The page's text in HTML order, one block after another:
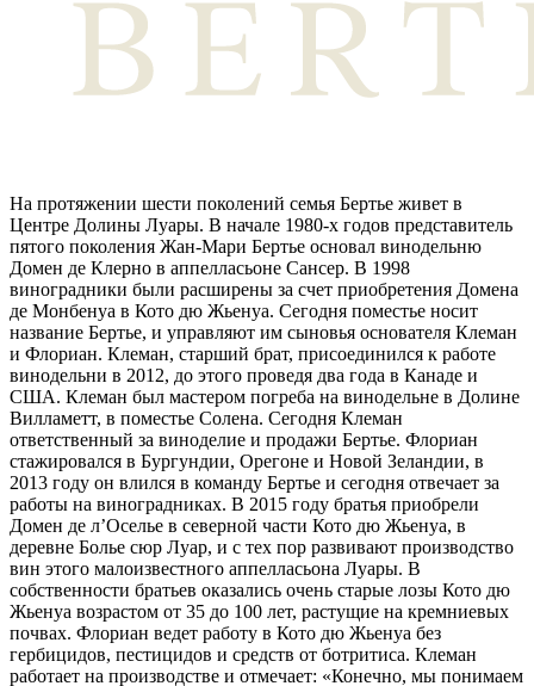
На протяжении шести поколений семья Бертье живет в
Центре Долины Луары. В начале 1980-х годов представитель
пятого поколения Жан-Мари Бертье основал винодельню
Домен де Клерно в аппелласьоне Сансер. В 1998
виноградники были расширены за счет приобретения Домена
де Монбенуа в Кото дю Жьенуа. Сегодня поместье носит
название Бертье, и управляют им сыновья основателя Клеман
и Флориан. Клеман, старший брат, присоединился к работе
винодельни в 2012, до этого проведя два года в Канаде и
США. Клеман был мастером погреба на винодельне в Долине
Вилламетт, в поместье Солена. Сегодня Клеман
ответственный за виноделие и продажи Бертье. Флориан
стажировался в Бургундии, Орегоне и Новой Зеландии, в
2013 году он влился в команду Бертье и сегодня отвечает за
работы на виноградниках. В 2015 году братья приобрели
Домен де л’Оселье в северной части Кото дю Жьенуа, в
деревне Болье сюр Луар, и с тех пор развивают производство
вин этого малоизвестного аппелласьона Луары. В
собственности братьев оказались очень старые лозы Кото дю
Жьенуа возрастом от 35 до 100 лет, растущие на кремниевых
почвах. Флориан ведет работу в Кото дю Жьенуа без
гербицидов, пестицидов и средств от ботритиса. Клеман
работает на производстве и отмечает: «Конечно, мы понимаем